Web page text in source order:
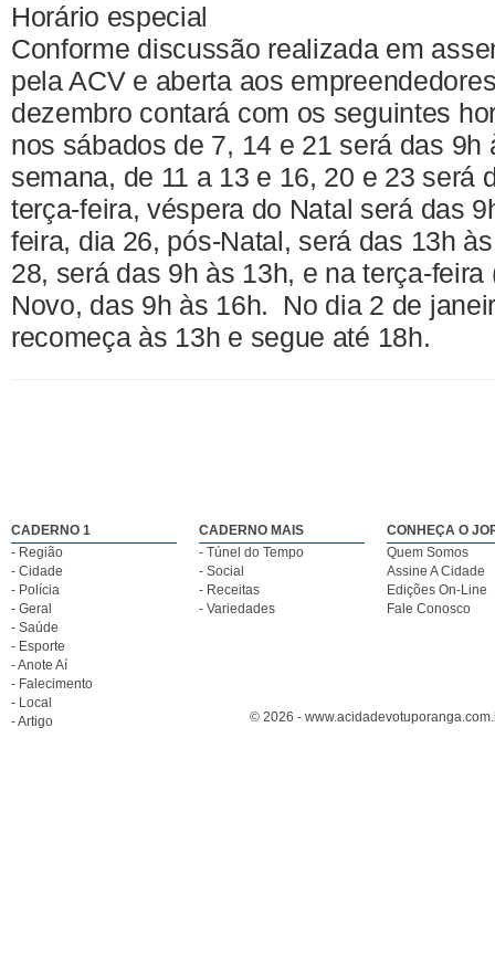
Horário especial
Conforme discussão realizada em
pela ACV e aberta aos
dezembro contará com os seguintes
nos sábados de 7, 14 e 21 será das 9h
semana, de 11 a 13 e 16, 20 e 23 será
terça-feira, véspera do Natal será das
feira, dia 26, pós-Natal, será das 13h
28, será das 9h às 13h, e na terça-
Novo, das 9h às 16h. No dia 2 de
recomeça às 13h e segue até 18h.
CADERNO 1
- Região
- Cidade
- Polícia
- Geral
- Saúde
- Esporte
- Anote Aí
- Falecimento
- Local
- Artigo
CADERNO MAIS
- Túnel do Tempo
- Social
- Receitas
- Variedades
CONHEÇA O
Quem Somos
Assine A Cidade
Edições On-Line
Fale Conosco
© 2026 -